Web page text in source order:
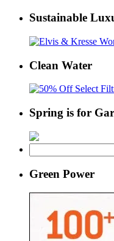
Sustainable
Clean Water
Spring is for
for:
Green Power